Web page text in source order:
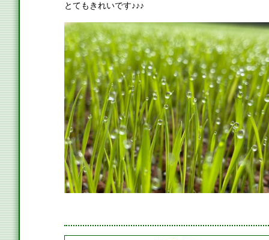
とてもきれいです♪♪♪